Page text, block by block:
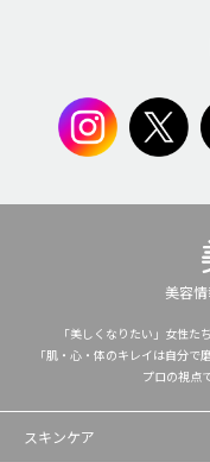
美容
「美しくなりたい」女性た
「肌・心・体のキレイは自分
プロの視点
スキンケア